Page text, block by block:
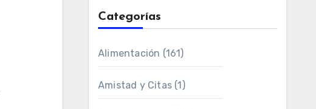
Categorías
Alimentación (161)
Amistad y Citas (1)